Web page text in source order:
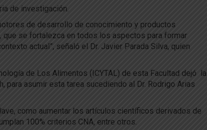
de investigación.
de desarrollo de conocimiento y productos
que se fortalezca en todos los aspectos para formar
actual”, señaló el Dr. Javier Parada Silva, quien
de Los Alimentos (ICYTAL) de esta Facultad dejó la
para asumir esta tarea sucediendo al Dr. Rodrigo Arias
como aumentar los artículos científicos derivados de
100% criterios CNA, entre otros.